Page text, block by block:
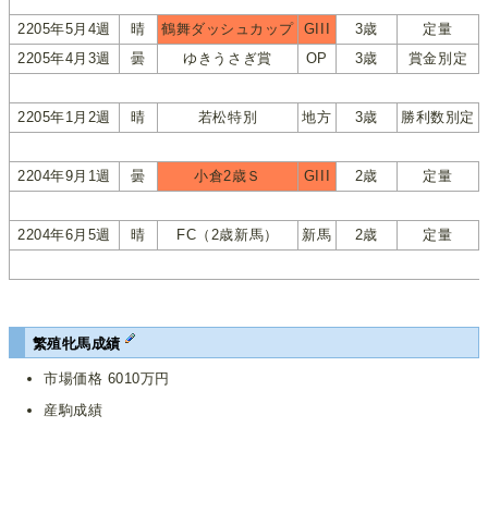
2205年5月4週 晴 鶴舞ダッシュカップ GIII 3歳
定量
2205年4月3週
曇 ゆきうさぎ賞 OP 3歳 賞金別定
2205年1月2週 晴 若松特別 地方 3歳 勝利数別定
2204年9月1週 曇 小倉2歳Ｓ GIII 2歳 定量
2204年6月5週 晴 FC（2歳新馬） 新馬 2歳 定量
繁殖牝馬成績
市場価格 6010万円
産駒成績